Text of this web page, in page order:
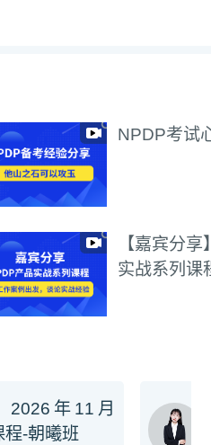
考试心得分享
嘉宾分享】NPDP产品
战系列课程（持续更
2026年11月
-朝曦班